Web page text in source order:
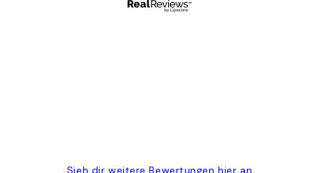
Sieh dir weitere Bewertungen hier an